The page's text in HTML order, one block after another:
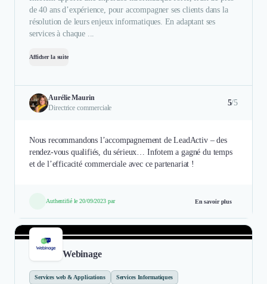
de 40 ans d’expérience, pour accompagner ses clients dans la
résolution de leurs enjeux informatiques. En adaptant ses
services à chaque ...
Afficher la suite
Aurélie Maurin
Directrice commerciale
5/5
Nous recommandons l’accompagnement de LeadActiv – des
rendez-vous qualifiés, du sérieux… Infotem a gagné du temps
et de l’efficacité commerciale avec ce partenariat !
Authentifié le 20/09/2023 par En savoir plus
Webinage
Services web & Applications Services Informatiques